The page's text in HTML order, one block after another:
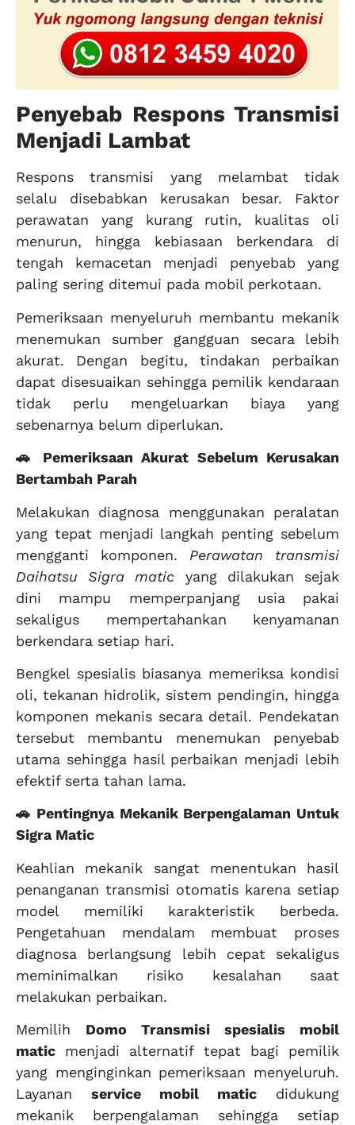
Penyebab Respons Transmisi
Menjadi Lambat
Respons transmisi yang melambat tidak
selalu disebabkan kerusakan besar. Faktor
perawatan yang kurang rutin, kualitas oli
menurun, hingga kebiasaan berkendara di
tengah kemacetan menjadi penyebab yang
paling sering ditemui pada mobil perkotaan.
Pemeriksaan menyeluruh membantu mekanik
menemukan sumber gangguan secara lebih
akurat. Dengan begitu, tindakan perbaikan
dapat disesuaikan sehingga pemilik kendaraan
tidak perlu mengeluarkan biaya yang
sebenarnya belum diperlukan.
🚗 Pemeriksaan Akurat Sebelum Kerusakan
Bertambah Parah
Melakukan diagnosa menggunakan peralatan
yang tepat menjadi langkah penting sebelum
mengganti komponen. Perawatan transmisi
Daihatsu Sigra matic yang dilakukan sejak
dini mampu memperpanjang usia pakai
sekaligus mempertahankan kenyamanan
berkendara setiap hari.
Bengkel spesialis biasanya memeriksa kondisi
oli, tekanan hidrolik, sistem pendingin, hingga
komponen mekanis secara detail. Pendekatan
tersebut membantu menemukan penyebab
utama sehingga hasil perbaikan menjadi lebih
efektif serta tahan lama.
🚗 Pentingnya Mekanik Berpengalaman Untuk
Sigra Matic
Keahlian mekanik sangat menentukan hasil
penanganan transmisi otomatis karena setiap
model memiliki karakteristik berbeda.
Pengetahuan mendalam membuat proses
diagnosa berlangsung lebih cepat sekaligus
meminimalkan risiko kesalahan saat
melakukan perbaikan.
Memilih Domo Transmisi
spesialis mobil
matic menjadi alternatif tepat bagi pemilik
yang menginginkan pemeriksaan menyeluruh.
Layanan service mobil matic didukung
mekanik berpengalaman sehingga setiap